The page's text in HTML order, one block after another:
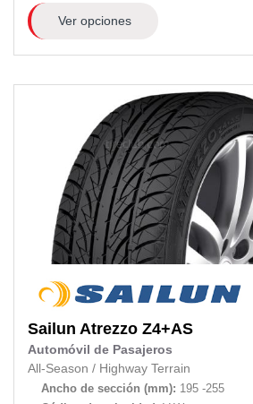
Ver opciones
Sailun Atrezzo Z4+AS
Automóvil de Pasajeros
All-Season / Highway Terrain
Ancho de sección (mm): 195 -255